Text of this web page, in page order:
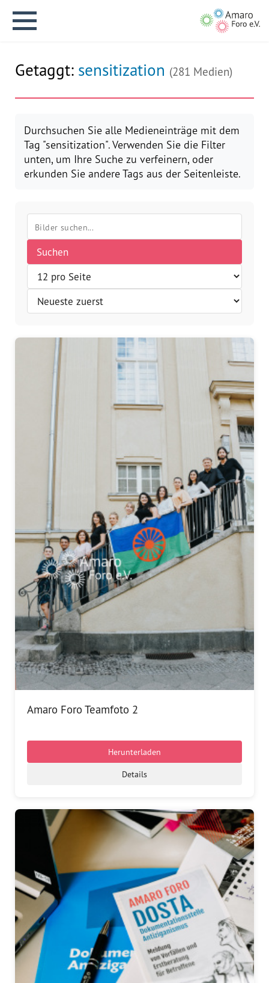
Aktuelles
Vision
Geschichte
Anlaufstelle Nevo Foro (Neue
Leistungsbehörden und
Sozialberatungsstellen
Dokumentationsstelle
Antiziganismus – DOSTA
Internationale Jugendarbeit
Abgeschlossene Projekte
Materialien
Wissenswertes
Publikationen
Mediathek
Presse
Pressemitteilungen
Positionen
Pressespiegel
Glossar
Newsletter
Getaggt: sensitization (281 Medien)
Durchsuchen Sie alle Medieneinträge mit dem
Tag "sensitization". Verwenden Sie die Filter
unten, um Ihre Suche zu verfeinern, oder
erkunden Sie andere Tags aus der Seitenleiste.
Suchen
Amaro Foro Teamfoto 2
Herunterladen
Details